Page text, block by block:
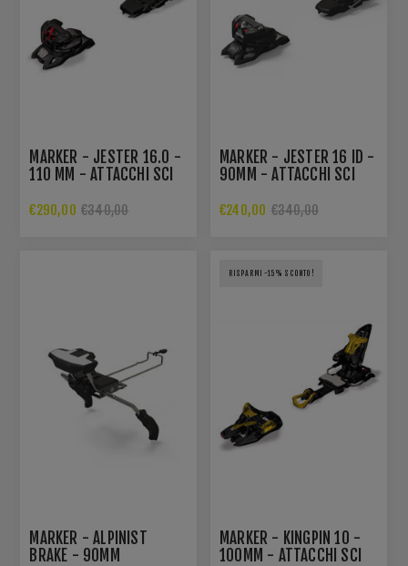
MARKER - JESTER 16.0 -
110 MM - ATTACCHI SCI
€290,00 €340,00
MARKER - JESTER 16 ID -
90MM - ATTACCHI SCI
€240,00 €340,00
MARKER - ALPINIST
BRAKE - 90MM
RISPARMI -15% SCONTO!
MARKER - KINGPIN 10 -
100MM - ATTACCHI SCI